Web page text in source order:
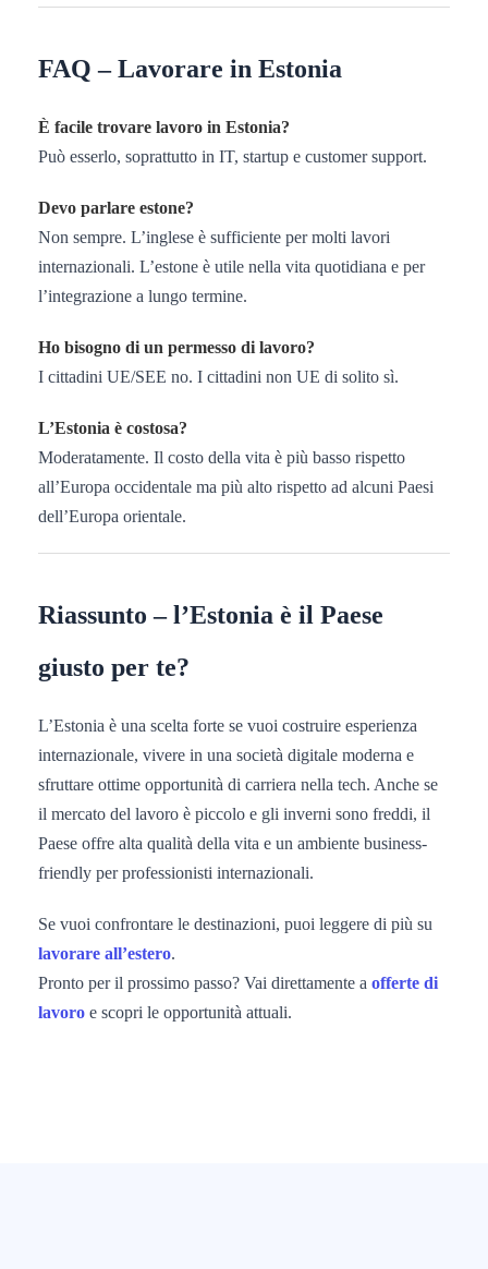
FAQ – Lavorare in Estonia
È facile trovare lavoro in Estonia?
Può esserlo, soprattutto in IT, startup e customer support.
Devo parlare estone?
Non sempre. L’inglese è sufficiente per molti lavori
internazionali. L’estone è utile nella vita quotidiana e per
l’integrazione a lungo termine.
Ho bisogno di un permesso di lavoro?
I cittadini UE/SEE no. I cittadini non UE di solito sì.
L’Estonia è costosa?
Moderatamente. Il costo della vita è più basso rispetto
all’Europa occidentale ma più alto rispetto ad alcuni Paesi
dell’Europa orientale.
Riassunto – l’Estonia è il Paese
giusto per te?
L’Estonia è una scelta forte se vuoi costruire esperienza
internazionale, vivere in una società digitale moderna e
sfruttare ottime opportunità di carriera nella tech. Anche se
il mercato del lavoro è piccolo e gli inverni sono freddi, il
Paese offre alta qualità della vita e un ambiente business-
friendly per professionisti internazionali.
Se vuoi confrontare le destinazioni, puoi leggere di più su
lavorare all’estero.
Pronto per il prossimo passo? Vai direttamente a offerte di
lavoro e scopri le opportunità attuali.